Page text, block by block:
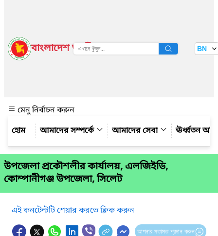
বাংলাদেশ জাতীয় তথ্য বাতায়ন BN
মেনু নির্বাচন করুন
আমাদের সম্পর্কে
আমাদের সেবা ঊর্ধ্বতন
উপজেলা প্রকৌশলীর কার্যালয়, এলজিইডি,
কোম্পানীগঞ্জ উপজেলা, সিলেট
এই কনটেন্টটি শেয়ার করতে ক্লিক করুন
আপনার মতামত প্রদান করুন